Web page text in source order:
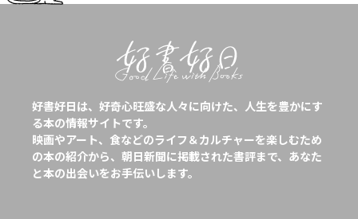
好書好日は、好奇心旺盛な人々に向けた、人生を豊かにす
る本の情報サイトです。
映画やアート、食などのライフ＆カルチャーを楽しむため
の本の紹介から、朝日新聞に掲載された書評まで、あなた
と本の出会いをお手伝いします。